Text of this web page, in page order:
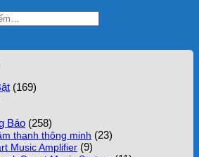
(169)
Báo (258)
thanh thông minh (23)
Music Amplifier (9)